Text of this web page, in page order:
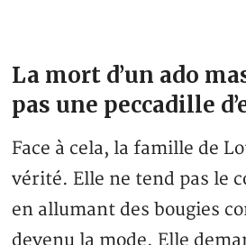
La mort d’un ado
pas une peccadille
Face à cela, la famille de
vérité. Elle ne tend pas le
en allumant des bougies